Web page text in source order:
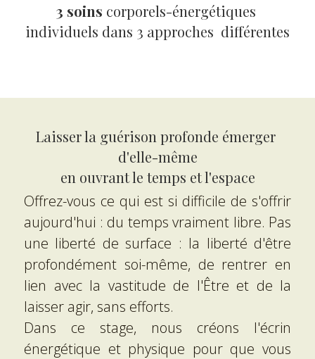
3 soins corporels-énergétiques
individuels dans 3 approches  différentes
Laisser la guérison profonde émerger
d'elle-même
en ouvrant le temps et l'espace
Offrez-vous ce qui est si difficile de s'offrir
aujourd'hui : du temps vraiment libre. Pas
une liberté de surface : la liberté d'être
profondément soi-même, de rentrer en
lien avec la vastitude de l'Être et de la
laisser agir, sans efforts.
Dans ce stage, nous créons l'écrin
énergétique et physique pour que vous